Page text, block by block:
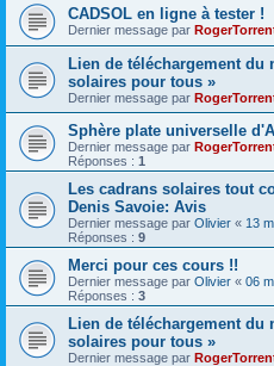
CADSOL en ligne à tester !
Dernier message par
Lien de téléchargement du
solaires pour tous »
Dernier message par
Sphère plate universelle
Dernier message par
Réponses : 1
Les cadrans solaires tout
Denis Savoie: Avis
Dernier message par Olivier « 13
Réponses : 9
Merci pour ces cours !!
Dernier message par Olivier « 06
Réponses : 3
Lien de téléchargement du
solaires pour tous »
Dernier message par